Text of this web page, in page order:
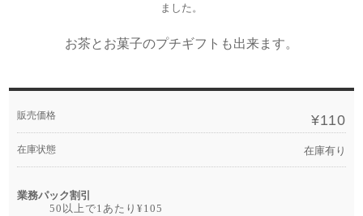
ました。
お茶とお菓子のプチギフトも出来ます。
販売価格 ¥110
在庫状態 在庫有り
業務パック割引
50以上で1あたり¥105